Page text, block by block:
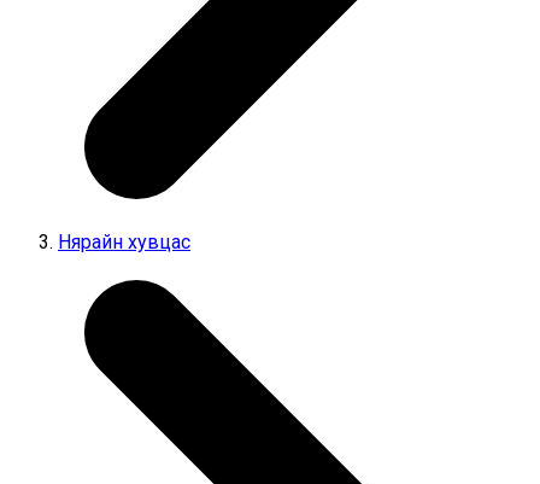
Нярайн хувцас